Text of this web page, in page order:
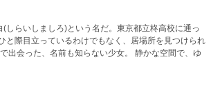
しらいしましろ)という名だ。東京都立柊高校に通っ
と際目立っているわけでもなく、居場所を見つけられ
出会った、名前も知らない少女。 静かな空間で、ゆ